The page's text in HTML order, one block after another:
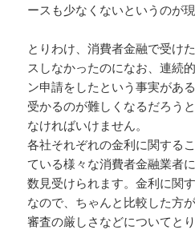
ースも少なくないというのが現
とりわけ、消費者金融で受け
スしなかったのになお、連続
ン申請をしたという事実があ
受かるのが難しくなるだろう
なければいけません。
各社それぞれの金利に関する
ている様々な消費者金融業者
数見受けられます。金利に関
なので、ちゃんと比較した方
審査の厳しさなどについてと